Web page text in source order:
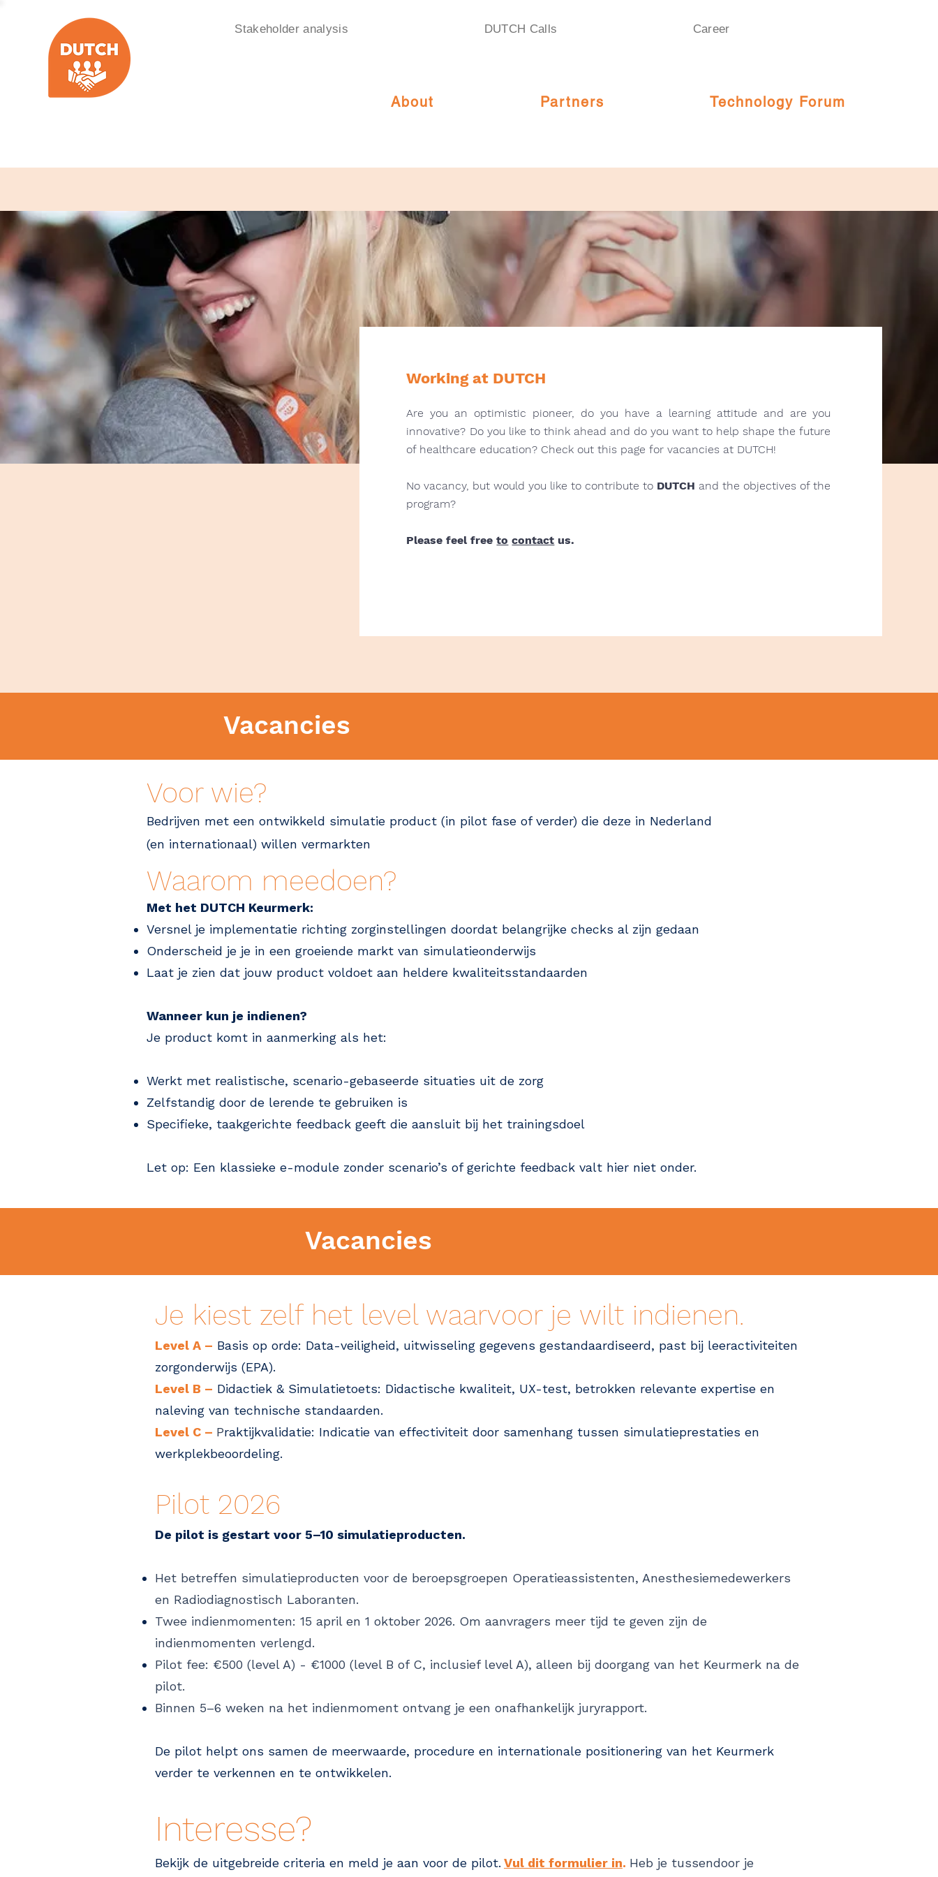
Stakeholder analysis DUTCH Calls Career
About Partners Technology Forum
Working at DUTCH
Are you an optimistic pioneer, do you have a learning attitude and are you
innovative? Do you like to think ahead and do you want to help shape the future
of healthcare education? Check out this page for vacancies at DUTCH!
No vacancy, but would you like to contribute to DUTCH and the objectives of the
program?
Please feel freeto contact us.
Vacancies
Voor wie?
Bedrijven met een ontwikkeld simulatie product (in pilot fase of verder) die deze in Nederland
(en internationaal) willen vermarkten
Waarom meedoen?
Met het DUTCH Keurmerk:
Versnel je implementatie richting zorginstellingen doordat belangrijke checks al zijn gedaan
Onderscheid je je in een groeiende markt van simulatieonderwijs
Laat je zien dat jouw product voldoet aan heldere kwaliteitsstandaarden
Wanneer kun je indienen?
Je product komt in aanmerking als het:
Werkt met realistische, scenario-gebaseerde situaties uit de zorg
Zelfstandig door de lerende te gebruiken is
Specifieke, taakgerichte feedback geeft die aansluit bij het trainingsdoel
Let op: Een klassieke e-module zonder scenario’s of gerichte feedback valt hier niet onder.
Vacancies
Je kiest zelf het level waarvoor je wilt indienen.
Level A – Basis op orde: Data-veiligheid, uitwisseling gegevens gestandaardiseerd, past bij leeractiviteiten
zorgonderwijs (EPA).
Level B – Didactiek & Simulatietoets: Didactische kwaliteit, UX-test, betrokken relevante expertise en
naleving van technische standaarden.
Level C – Praktijkvalidatie: Indicatie van effectiviteit door samenhang tussen simulatieprestaties en
werkplekbeoordeling.
Pilot 2026
De pilot is gestart voor 5–10 simulatieproducten.
Het betreffen simulatieproducten voor de beroepsgroepen Operatieassistenten, Anesthesiemedewerkers
en Radiodiagnostisch Laboranten.
Twee indienmomenten: 15 april en 1 oktober 2026. Om aanvragers meer tijd te geven zijn de
indienmomenten verlengd.
Pilot fee: €500 (level A) - €1000 (level B of C, inclusief level A), alleen bij doorgang van het Keurmerk na de
pilot.
Binnen 5–6 weken na het indienmoment ontvang je een onafhankelijk juryrapport.
De pilot helpt ons samen de meerwaarde, procedure en internationale positionering van het Keurmerk
verder te verkennen en te ontwikkelen.
Interesse?
Bekijk de uitgebreide criteria en meld je aan voor de pilot. Vul dit formulier in. Heb je tussendoor je